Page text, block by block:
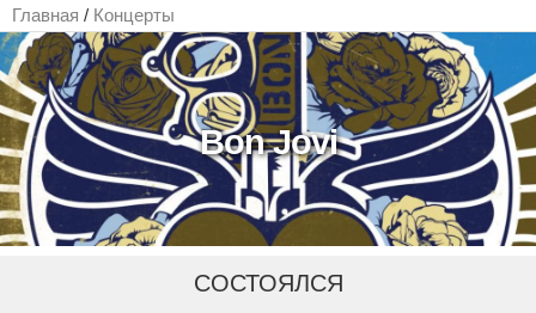
Главная / Концерты
Bon Jovi
СОСТОЯЛСЯ